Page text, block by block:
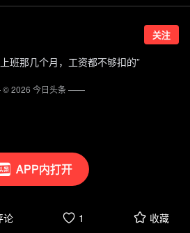
APP内打开
关注
班那几个月，工资都不够扣的”
论 1 收藏
©2026 今日头条——